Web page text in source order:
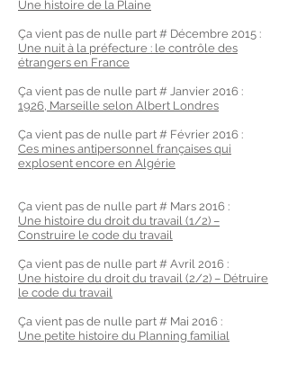
Une histoire de la Plaine
Ça vient pas de nulle part # Décembre 2015 :
Une nuit à la préfecture : le contrôle des
étrangers en France
Ça vient pas de nulle part # Janvier 2016 :
1926, Marseille selon Albert Londres
Ça vient pas de nulle part # Février 2016 :
Ces mines antipersonnel françaises qui
explosent encore en Algérie
Ça vient pas de nulle part # Mars 2016 :
Une histoire du droit du travail (1/2) –
Construire le code du travail
Ça vient pas de nulle part # Avril 2016 :
Une histoire du droit du travail (2/2) – Détruire
le code du travail
Ça vient pas de nulle part # Mai 2016 :
Une petite histoire du Planning familial